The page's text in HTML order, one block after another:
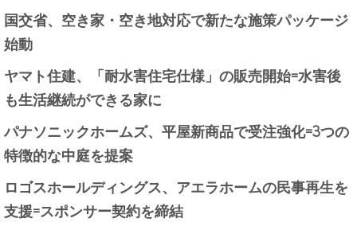
国交省、空き家・空き地対応で新たな施策パッケージ
始動
ヤマト住建、「耐水害住宅仕様」の販売開始=水害後
も生活継続ができる家に
パナソニックホームズ、平屋新商品で受注強化=3つの
特徴的な中庭を提案
ロゴスホールディングス、アエラホームの民事再生を
支援=スポンサー契約を締結